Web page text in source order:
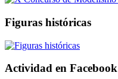
Figuras históricas
Actividad en Facebook